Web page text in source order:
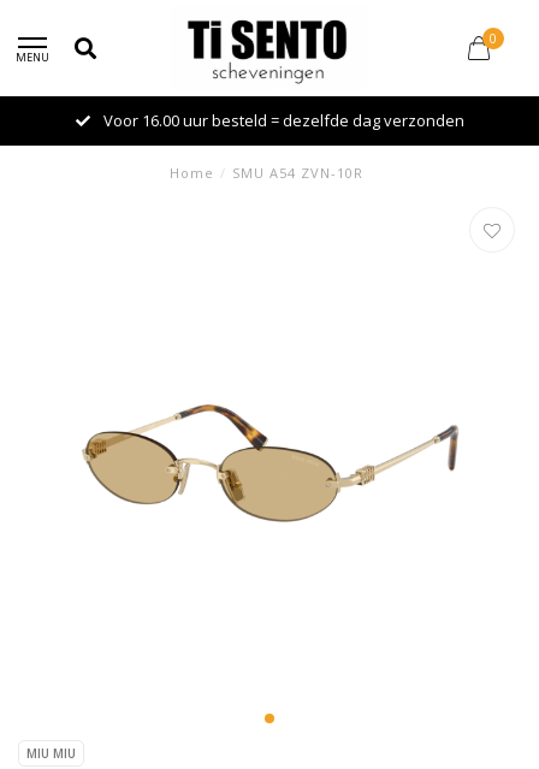
MENU
0
Voor 16.00 uur besteld = dezelfde dag verzonden
Home / SMU A54 ZVN-10R
MIU MIU